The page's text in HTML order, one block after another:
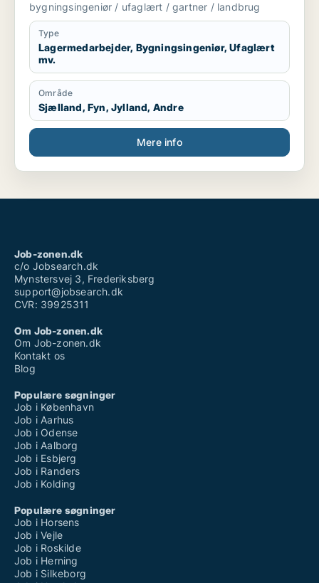
bygningsingeniør / ufaglært / gartner / landbrug
Type
Lagermedarbejder, Bygningsingeniør, Ufaglært
mv.
Område
Sjælland, Fyn, Jylland, Andre
Mere info
Job-zonen.dk
c/o Jobsearch.dk
Mynstersvej 3, Frederiksberg
support@jobsearch.dk
CVR: 39925311
Om Job-zonen.dk
Om Job-zonen.dk
Kontakt os
Blog
Populære søgninger
Job i København
Job i Aarhus
Job i Odense
Job i Aalborg
Job i Esbjerg
Job i Randers
Job i Kolding
Populære søgninger
Job i Horsens
Job i Vejle
Job i Roskilde
Job i Herning
Job i Silkeborg